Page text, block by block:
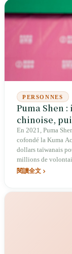
PERSONNES
Puma Shen
chinoise,
image
En 2021, Puma
cofondé la Kuma
dollars taïwanais
millions de
il est entré au
utilisé un satellite
閱讀全文